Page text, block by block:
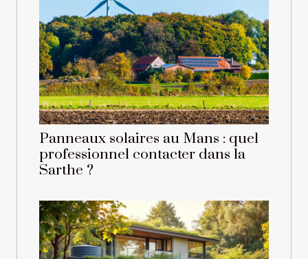
Panneaux solaires au Mans : quel
professionnel contacter dans la
Sarthe ?